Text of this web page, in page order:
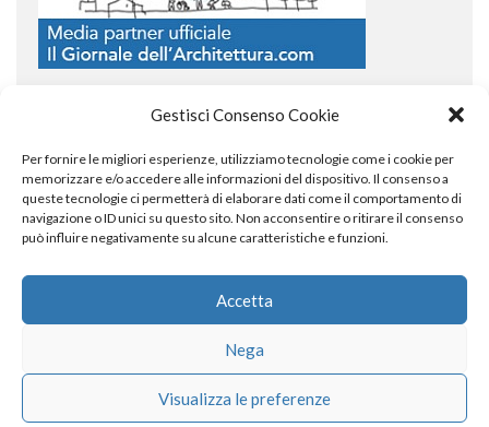
Gestisci Consenso Cookie
Per fornire le migliori esperienze, utilizziamo tecnologie come i cookie per
memorizzare e/o accedere alle informazioni del dispositivo. Il consenso a
queste tecnologie ci permetterà di elaborare dati come il comportamento di
navigazione o ID unici su questo sito. Non acconsentire o ritirare il consenso
può influire negativamente su alcune caratteristiche e funzioni.
Accetta
Nega
Visualizza le preferenze
COPYRIGHT
© TheArchitecturalPost 2024
SOCIAL NETWORK
facebookinstagram